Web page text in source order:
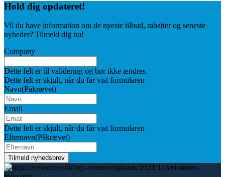
Hold dig opdateret!
Vil du have information om de nyeste tilbud, rabatter og seneste
nyheder? Tilmeld dig nu!
Company
Dette felt er til validering og bør ikke ændres.
Dette felt er skjult, når du får vist formularen
Navn(Påkrævet)
Email
Dette felt er skjult, når du får vist formularen
Efternavn(Påkrævet)